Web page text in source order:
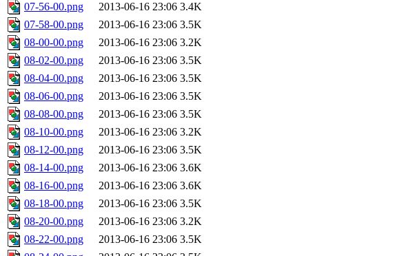
07-56-00.png
2013-06-16 23:06 3.4K
07-58-00.png
2013-06-16 23:06 3.5K
08-00-00.png
2013-06-16 23:06 3.2K
08-02-00.png
2013-06-16 23:06 3.5K
08-04-00.png
2013-06-16 23:06 3.5K
08-06-00.png
2013-06-16 23:06 3.5K
08-08-00.png
2013-06-16 23:06 3.5K
08-10-00.png
2013-06-16 23:06 3.2K
08-12-00.png
2013-06-16 23:06 3.5K
08-14-00.png
2013-06-16 23:06 3.6K
08-16-00.png
2013-06-16 23:06 3.6K
08-18-00.png
2013-06-16 23:06 3.5K
08-20-00.png
2013-06-16 23:06 3.2K
08-22-00.png
2013-06-16 23:06 3.5K